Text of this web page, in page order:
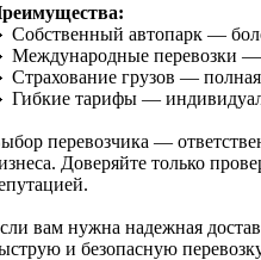
Собственный автопарк —
Международные перевозки
Страхование грузов —
Гибкие тарифы —
перевозчика —
Доверяйте только
вам нужна надежная
и безопасную